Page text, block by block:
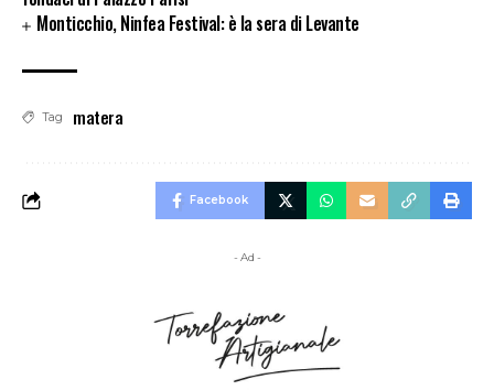
Monticchio, Ninfea Festival: è la sera di Levante
Tag matera
Facebook
- Ad -